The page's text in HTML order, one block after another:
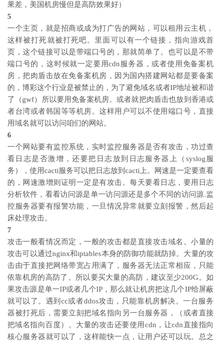
果差，美国机房慢但是高防效果好）
5
一个主页，就是招商或成为打广告的网站，可以租用云主机，
这样被打死就被打死吧。里面可以有一个链接，指向游戏首
页，这个链接可以是带端口号的，那就简单了。也可以是不带
端口号的，这时候就一定要用cdn服务器，或者使用免备案机
房，把肉盾击放在免备案机房，因为国内搭建网站都是要备案
的，博彩这个行业是被禁止的，为了避免域名或者IP地址被和谐
了（gwf）所以要用免备案机房。或者就把肉盾击也放到香港或
者台湾或者韩国等等机房。这样用户可以不使用端口号，直接
用域名就可以访问咱们的网站。
6
一个网站要有监控系统，实时监控服务器是否有攻击，功过查
看日志是否激增，还要把日志放到日志服务器上（syslog服
务），使用cacti服务可以把日志放到cacti上。网速是一定要查看
的，网速激增则证明一定是有攻击。每天要看日志，要用日志
分析软件，看看访问源是单一访问源还是多个不同的访问源.监
控服务器要有报警功能，一旦情况异常就要立刻报警，然后起
床处理攻击。
7
攻击一般看情况而定，一般的攻击都是直接攻击域名。小量的
攻击可以通过nginx和iptables本身的防御功能就防掉。大量的攻
击由于直接把网络带宽占用满了，服务器无法正常相应，只能
依靠机房的高防了。所以要买大量的高防，建议至少200G。如
果攻击源是单一IP或者几个IP，那么就让机房把这几个IP给屏蔽
就可以了。遇到cc或者ddos攻击，只能靠机房解决。一台服务
器被打死后，需要立刻把域名指向另一台服务器，（或者直接
把域名指向百度）。大量的攻击还要使用cdn，让cdn直接指向
核心服务器就可以了，这样能快一点，让用户还可以玩。总之